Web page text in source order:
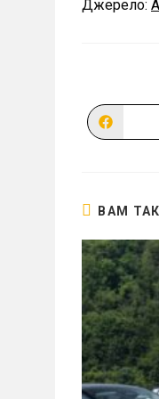
Джерело:
ВАМ